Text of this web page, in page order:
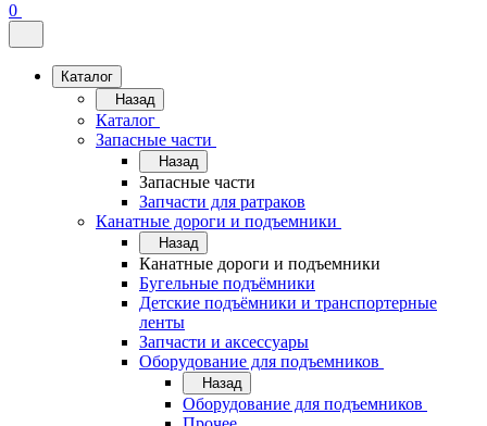
0
Каталог
Назад
Каталог
Запасные части
Назад
Запасные части
Запчасти для ратраков
Канатные дороги и подъемники
Назад
Канатные дороги и подъемники
Бугельные подъёмники
Детские подъёмники и транспортерные
ленты
Запчасти и аксессуары
Оборудование для подъемников
Назад
Оборудование для подъемников